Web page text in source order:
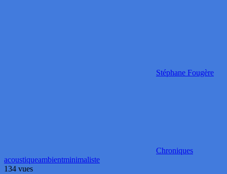
Stéphane Fougère
Chroniques
acoustiqueambientminimaliste
134 vues